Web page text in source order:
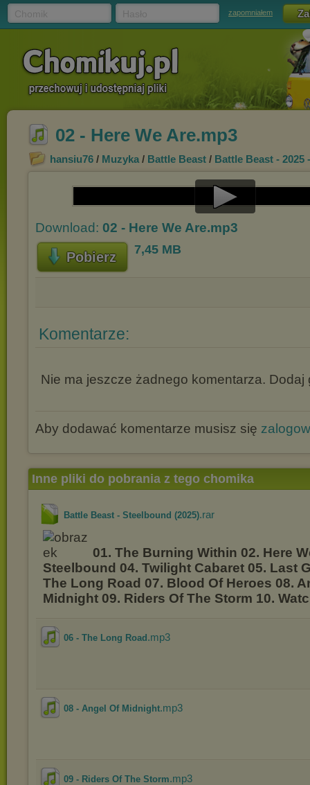
zapomniałem
02 - Here We Are.mp3
hansiu76 / Muzyka / Battle Beast / Battle Beast - 2025
Play
Download: 02 - Here We Are.mp3
Pobierz 7,45 MB
Komentarze:
Nie ma jeszcze żadnego komentarza. Dodaj
Aby dodawać komentarze musisz się
Inne pliki do pobrania z tego chomika
Battle Beast - Steelbound (2025).rar
01. The Burning Within 02. Here
Steelbound 04. Twilight Cabaret 05. Last
The Long Road 07. Blood Of Heroes 08.
Midnight 09. Riders Of The Storm 10.
06 - The Long Road .mp3
08 - Angel Of Midnight.mp3
09 - Riders Of The Storm.mp3